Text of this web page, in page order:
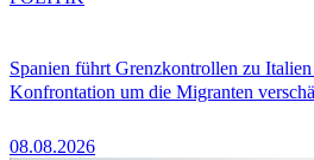
Spanien führt Grenzkontrollen zu
Konfrontation um die Migranten
08.08.2026